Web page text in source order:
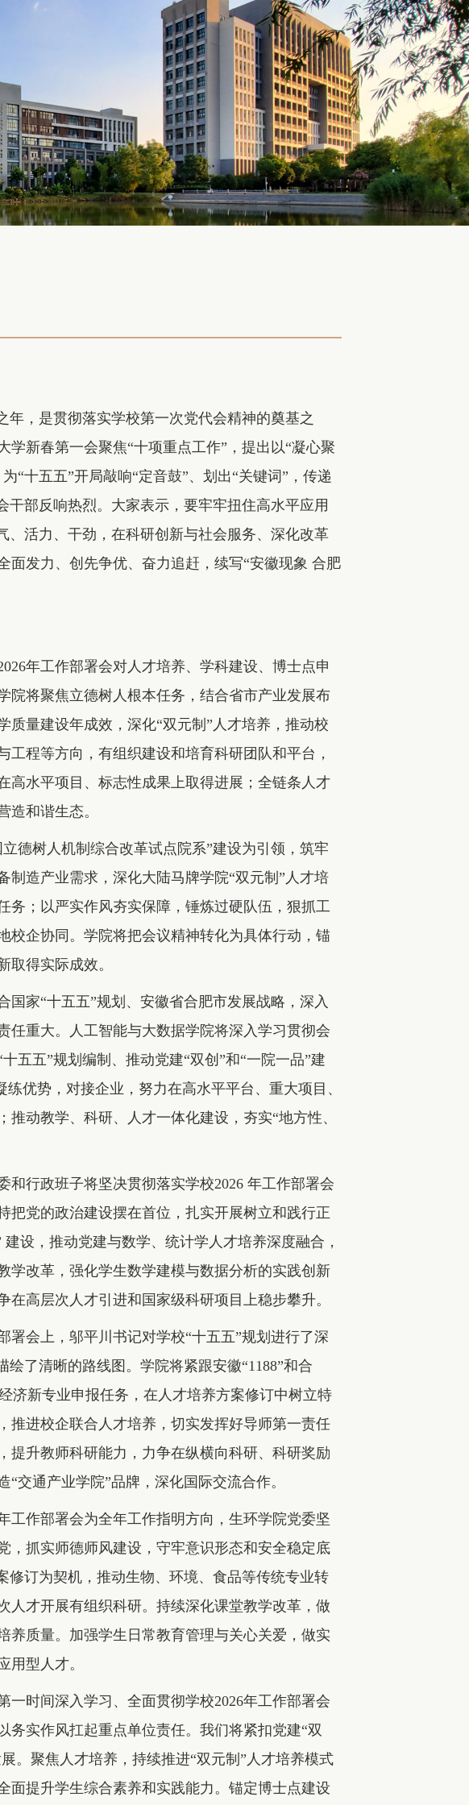
，是贯彻落实学校第一次党代会精神的奠基之
新春第一会聚焦“十项重点工作”，提出以“凝心聚
“十五五”开局敲响“定音鼓”、划出“关键词”，传递
部反响热烈。大家表示，要牢牢扭住高水平应用
、活力、干劲，在科研创新与社会服务、深化改革
发力、创先争优、奋力追赶，续写“安徽现象 合肥
年工作部署会对人才培养、学科建设、博士点申
院将聚焦立德树人根本任务，结合省市产业发展布
量建设年成效，深化“双元制”人才培养，推动校
程等方向，有组织建设和培育科研团队和平台，
高水平项目、标志性成果上取得进展；全链条人才
造和谐生态。
德树人机制综合改革试点院系”建设为引领，筑牢
造产业需求，深化大陆马牌学院“双元制”人才培
务；以严实作风夯实保障，锤炼过硬队伍，狠抓工
校企协同。学院将把会议精神转化为具体行动，锚
取得实际成效。
国家“十五五”规划、安徽省合肥市发展战略，深入
任重大。人工智能与大数据学院将深入学习贯彻会
五五”规划编制、推动党建“双创”和“一院一品”建
优势，对接企业，努力在高水平平台、重大项目、
动教学、科研、人才一体化建设，夯实“地方性、
和行政班子将坚决贯彻落实学校2026 年工作部署会
把党的政治建设摆在首位，扎实开展树立和践行正
设，推动党建与数学、统计学人才培养深度融合，
学改革，强化学生数学建模与数据分析的实践创新
高层次人才引进和国家级科研项目上稳步攀升。
署会上，邬平川书记对学校“十五五”规划进行了深
绘了清晰的路线图。学院将紧跟安徽“1188”和合
济新专业申报任务，在人才培养方案修订中树立特
推进校企联合人才培养，切实发挥好导师第一责任
提升教师科研能力，力争在纵横向科研、科研奖励
交通产业学院”品牌，深化国际交流合作。
工作部署会为全年工作指明方向，生环学院党委坚
，抓实师德师风建设，守牢意识形态和安全稳定底
修订为契机，推动生物、环境、食品等传统专业转
人才开展有组织科研。持续深化课堂教学改革，做
养质量。加强学生日常教育管理与关心关爱，做实
用型人才。
一时间深入学习、全面贯彻学校2026年工作部署会
实作风扛起重点单位责任。我们将紧扣党建“双
。聚焦人才培养，持续推进“双元制”人才培养模式
面提升学生综合素养和实践能力。锚定博士点建设